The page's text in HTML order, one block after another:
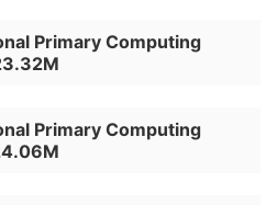
Primary Computing
Primary Computing